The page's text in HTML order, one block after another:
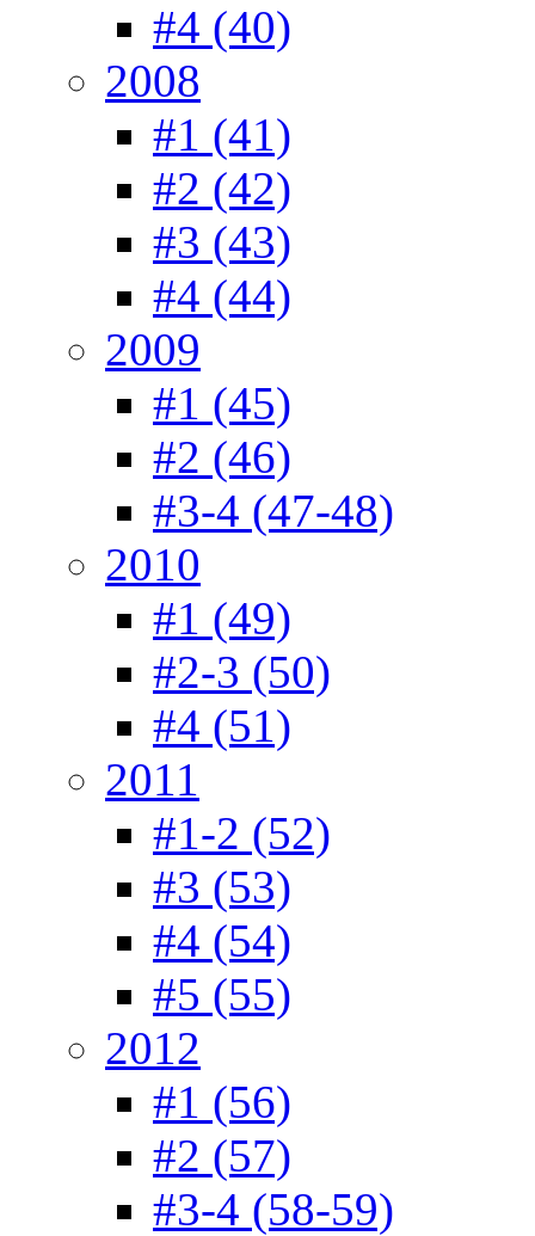
#4 (40)
2008
#1 (41)
#2 (42)
#3 (43)
#4 (44)
2009
#1 (45)
#2 (46)
#3-4 (47-48)
2010
#1 (49)
#2-3 (50)
#4 (51)
2011
#1-2 (52)
#3 (53)
#4 (54)
#5 (55)
2012
#1 (56)
#2 (57)
#3-4 (58-59)